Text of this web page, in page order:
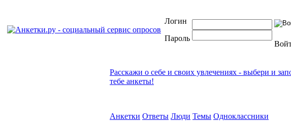
Логин
Пароль
Расскажи о себе и своих увлечениях - выбери и
тебе анкеты!
Анкетки Ответы Люди Темы Одноклассники